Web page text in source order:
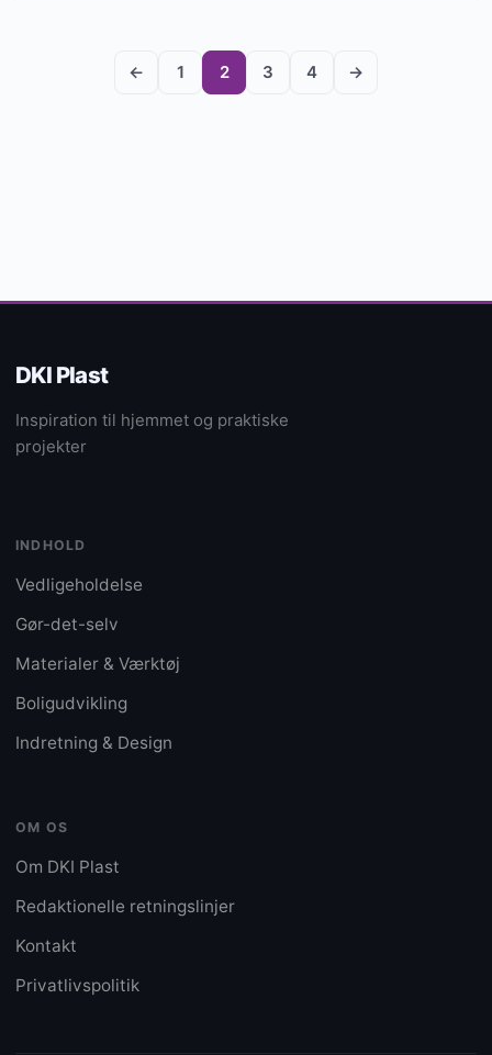
← 1 2 3 4 →
DKI Plast
Inspiration til hjemmet og praktiske
projekter
INDHOLD
Vedligeholdelse
Gør-det-selv
Materialer & Værktøj
Boligudvikling
Indretning & Design
OM OS
Om DKI Plast
Redaktionelle retningslinjer
Kontakt
Privatlivspolitik